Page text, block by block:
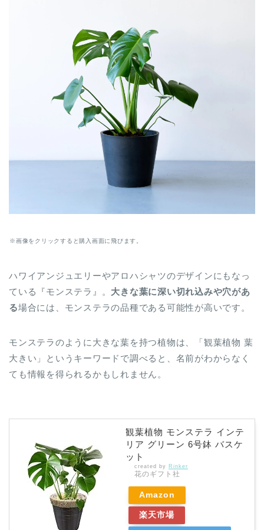
※画像をクリックすると購入画面に飛びます。
ハワイアンジュエリーやアロハシャツのデザインにもなっ
ている『モンステラ』。 大きな葉に深い切れ込みや穴があ
る場合には、モンステラの品種である可能性が高いです。
モンステラのように大きな葉を持つ植物は、「観葉植物 葉
大きい」というキーワードで調べると、名前がわからなく
ても情報を得られるかもしれません。
観葉植物 モンステラ インテ
リア グリーン 6号鉢 バスケ
ット
created by Rinker
花のギフト社
Amazon
楽天市場